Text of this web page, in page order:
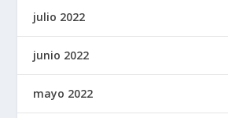
julio 2022
junio 2022
mayo 2022